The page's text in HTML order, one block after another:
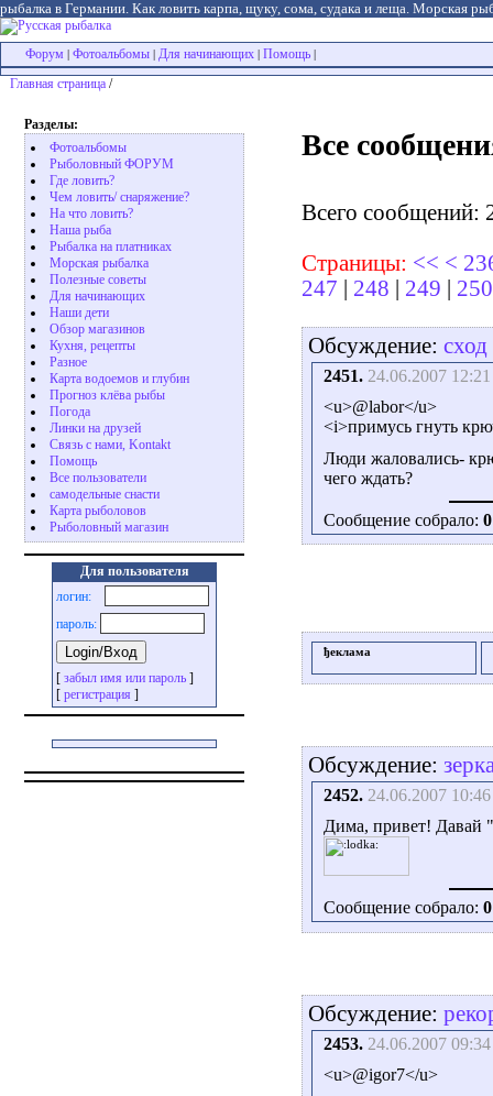
рыбалка в Германии. Как ловить карпа, щуку, сома, судака и леща. Морская
Форум Фотоальбомы Для начинающих Помощь
Главная страница /
Разделы:
Фотоальбомы
Рыболовный ФОРУМ
Где ловить?
Чем ловить/ снаряжение?
На что ловить?
Наша рыба
Рыбалка на платниках
Морская рыбалка
Полезные советы
Для начинающих
Наши дети
Обзор магазинов
Кухня, рецепты
Разное
Карта водоемов и глубин
Прогноз клёва рыбы
Погода
Линки на друзей
Связь с нами, Kontakt
Помощь
Все пользователи
самодельные снасти
Карта рыболовов
Рыболовный магазин
Для пользователя
логин:
пароль:
[ забыл имя или пароль ]
[ регистрация ]
Все
Всего сообщений:
Страницы: << <
247
248 249 250
Обсуждение:
2451. 24.06.2007 12:21
<u>@labor</u>
<i>примусь гнуть
Люди жаловались-
чего ждать?
Сообщение собрало: 0
ђеклама
Обсуждение:
2452. 24.06.2007 10:46
Дима, привет! Давай
Сообщение собрало: 0
Обсуждение:
2453. 24.06.2007 09:34
<u>@igor7</u>